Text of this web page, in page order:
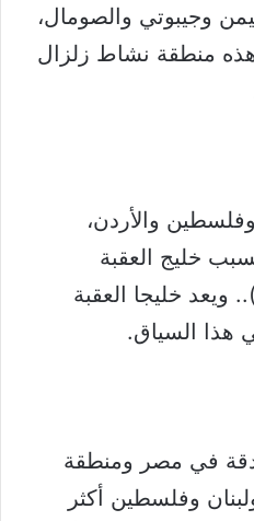
وجيبوتي والصومال،
منطقة نشاط زلزال
والأردن،
خليج العقبة
ويعد خليجا العقبة
هذا السياق.
في مصر ومنطقة
وفلسطين أكثر